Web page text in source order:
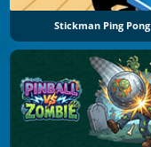
Stickman Ping Pong